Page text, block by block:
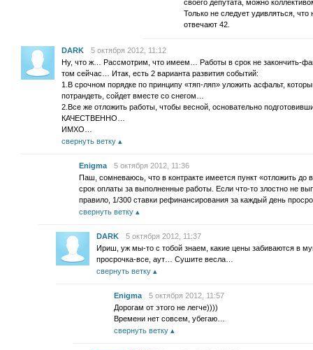
своего депутата, можно
Только не следует удивляться,
отвечают 42.
DARK
5 октября 2012, 11:12
Ну, что ж… Рассмотрим, что имеем… Работы в срок не закончить-
том сейчас… Итак, есть 2 варианта развития событий:
1.В срочном порядке по принципу «тяп-ляп» уложить асфальт,
потрандеть, сойдет вместе со снегом…
2.Все же отложить работы, чтобы весной, основательно
КАЧЕСТВЕННО…
ИМХО…
свернуть ветку
Enigma
5 октября 2012, 11:36
Паш, сомневаюсь, что в контракте имеется пункт «отложить до
срок оплаты за выполненные работы. Если что-то злостно не
правило, 1/300 ставки рефинансирования за каждый день
свернуть ветку
DARK
5 октября 2012, 11:37
Ириш, уж мы-то с тобой знаем, какие цены забиваются в
просрочка-все, аут… Сушите весла…
свернуть ветку
Enigma
5 октября 2012, 11:57
Дорогам от этого не легче))))
Времени нет совсем, убегаю…
свернуть ветку